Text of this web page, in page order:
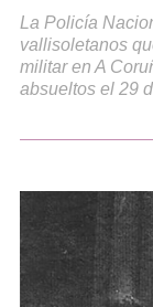
La Policía
vallisoletanos
militar en A
absueltos el 29